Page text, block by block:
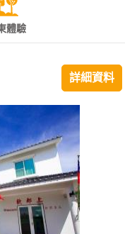
體驗
詳細資料